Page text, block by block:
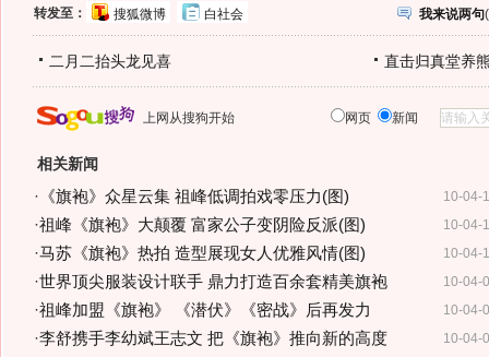
转发至： 搜狐微博 白社会 我来说两句(
二月二抬头龙见喜 直击归真堂养
上网从搜狗开始 网页 新闻
相关新闻
10-04-
· 《旗袍》众星云集 祖峰低调拍戏零压力(图)
10-04-
·祖峰《旗袍》大颠覆 富家公子变阴险反派(图)
10-04-
·马苏《旗袍》热拍 造型展现女人优雅风情(图)
10-04-
·世界顶尖服装设计联手 鼎力打造百余套精美旗袍
10-04-
·祖峰加盟《旗袍》 《潜伏》《密战》后再发力
10-04-
·李舒携手李幼斌王志文 把《旗袍》推向新的高度